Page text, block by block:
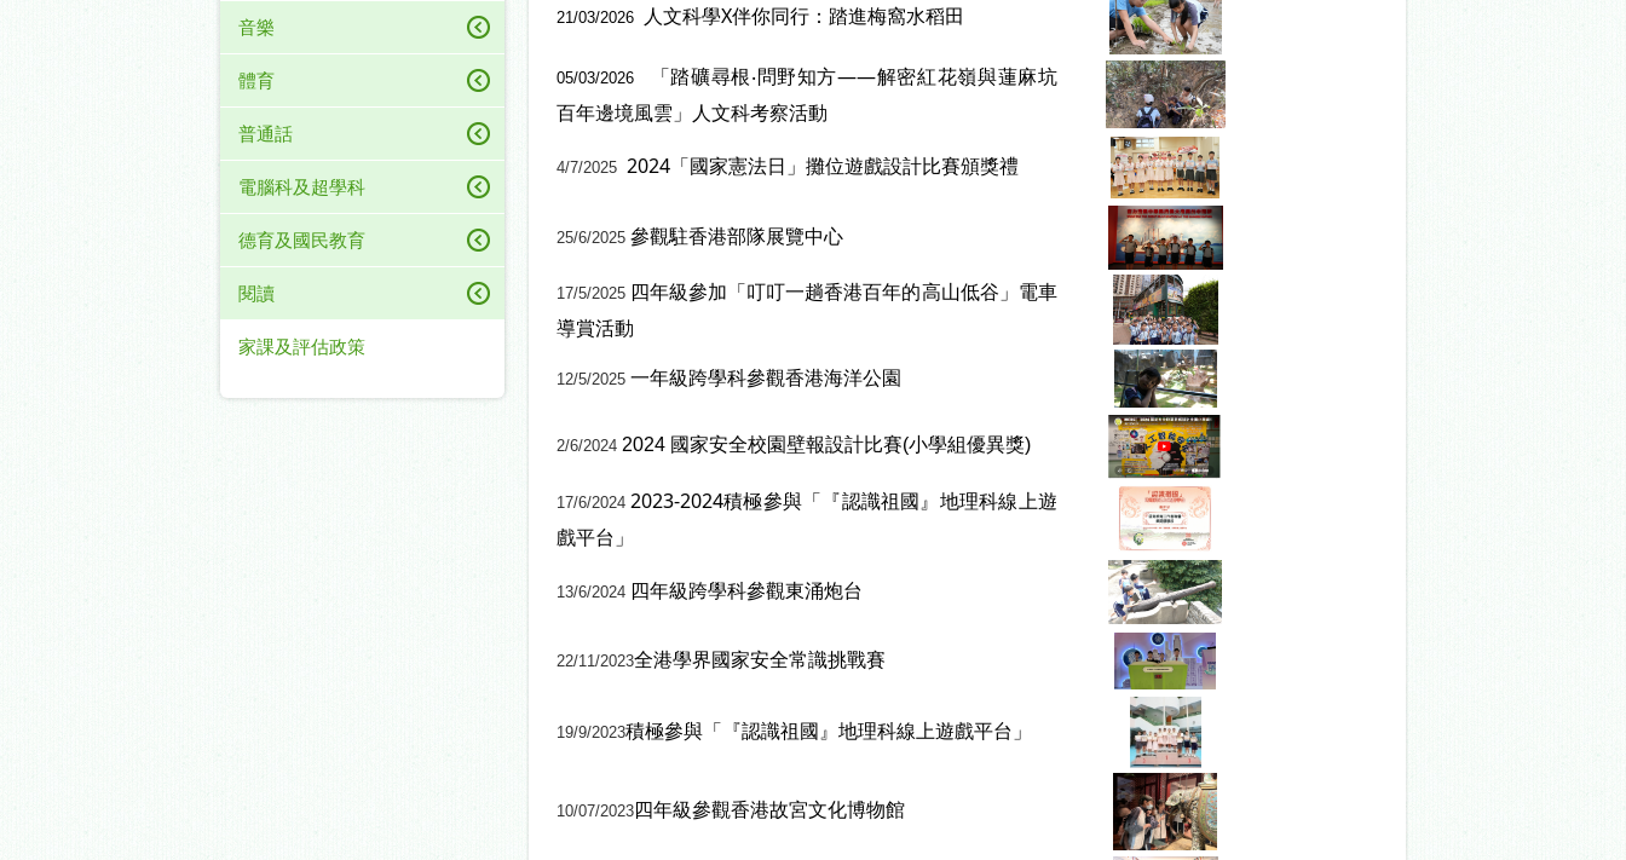
音樂
體育
普通話
電腦科及超學科
德育及國民教育
閱讀
家課及評估政策
21/03/2026 人文科學X伴你同行：踏進梅窩水稻田
05/03/2026
「踏礦尋根‧問野知方——解密紅花嶺與蓮麻坑
百年邊境風雲」人文科考察活動
4/7/2025 2024「國家憲法日」攤位遊戲設計比賽頒獎禮
25/6/2025 參觀駐香港部隊展覽中心
17/5/2025 四年級參加「叮叮一趟香港百年的高山低谷」電車
導賞活動
12/5/2025 一年級跨學科參觀香港海洋公園
2/6/2024 2024 國家安全校園壁報設計比賽(小學組優異獎)
17/6/20242023-2024積極參與「『認識祖國』地理科線上遊
戲平台」
13/6/2024 四年級跨學科參觀東涌炮台
22/11/2023全港學界國家安全常識挑戰賽
19/9/2023積極參與「『認識祖國』地理科線上遊戲平台」
10/07/2023四年級參觀香港故宮文化博物館